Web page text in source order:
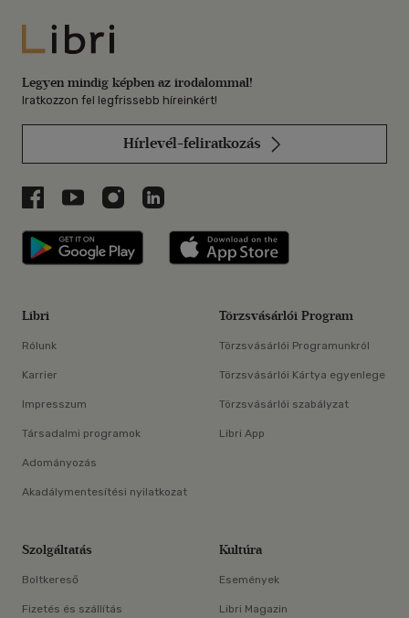
Libri
Legyen mindig képben az irodalommal!
Iratkozzon fel legfrissebb híreinkért!
Hírlevél-feliratkozás
Libri a Facebookon
Libri a Youtube-on
Libri az Instagramon
Libri a LinkedInen
Libri applikáció Szerezd meg: Google
Libri
Rólunk
Karrier
Impresszum
Társadalmi programok
Adományozás
Akadálymentesítési nyilatkozat
Törzsvásárlói Program
Törzsvásárlói Programunkról
Törzsvásárlói Kártya egyenlege
Törzsvásárlói szabályzat
Libri App
Szolgáltatás
Boltkereső
Fizetés és szállítás
Kultúra
Események
Libri Magazin